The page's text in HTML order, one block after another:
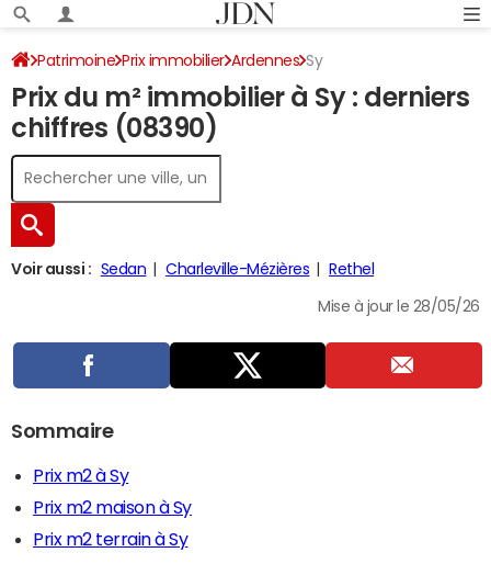
Patrimoine Prix immobilier Ardennes Sy
Prix du m² immobilier à Sy : derniers
chiffres (08390)
Voir aussi : Sedan Charleville-Mézières Rethel
Mise à jour le 28/05/26
Sommaire
Prix m2 à Sy
Prix m2 maison à Sy
Prix m2 terrain à Sy